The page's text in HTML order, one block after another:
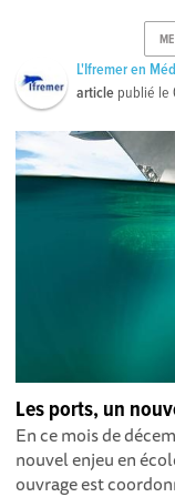
L'Ifremer en
article publié le
Les ports, un
En ce mois de
nouvel enjeu en
ouvrage est